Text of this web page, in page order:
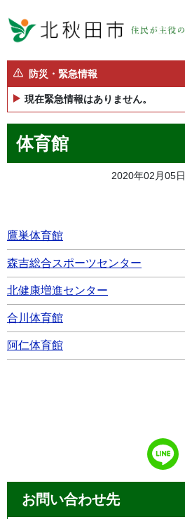
防災・緊急情報
現在緊急情報はありません。
体育館
2020年02月05日
鷹巣体育館
森吉総合スポーツセンター
北健康増進センター
合川体育館
阿仁体育館
お問い合わせ先